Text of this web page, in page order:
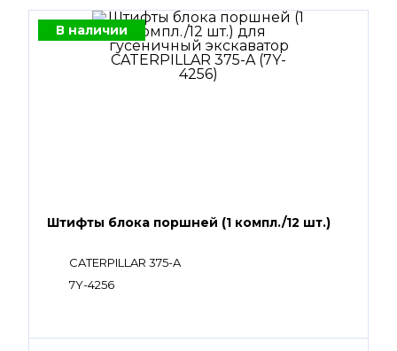
В наличии
Штифты блока поршней (1 компл./12 шт.)
CATERPILLAR 375-A
7Y-4256